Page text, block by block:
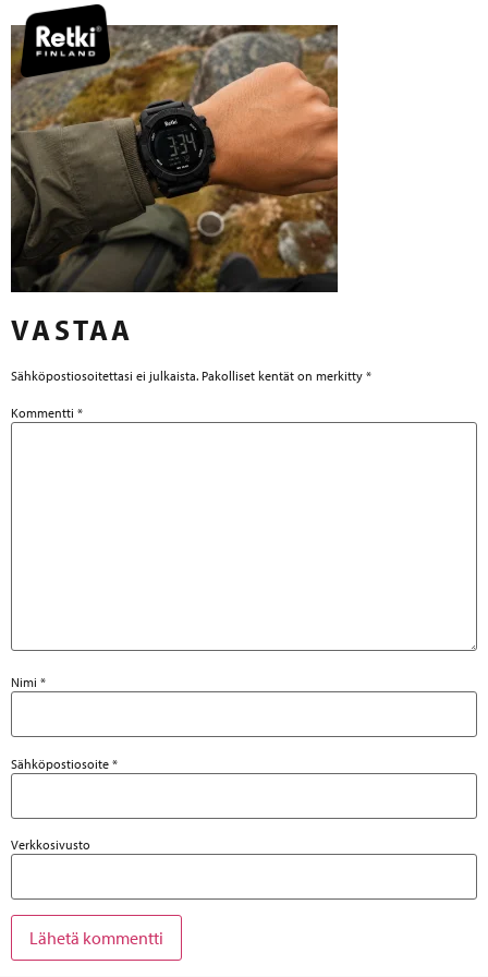
VASTAA
Sähköpostiosoitettasi ei julkaista. Pakolliset kentät on merkitty *
Kommentti *
Nimi *
Sähköpostiosoite *
Verkkosivusto